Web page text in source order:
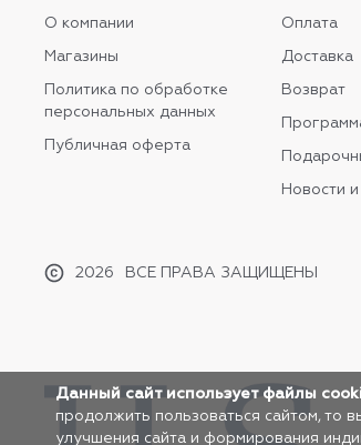
О компании
Магазины
Политика по обработке
персональных данных
Публичная оферта
2026 ВСЕ ПРАВА ЗАЩИЩЕНЫ
Оплата
Доставка
Возврат
Новости и
Данный сайт использует файлы
продолжить пользоваться сайтом, то
улучшения сайта и формирования